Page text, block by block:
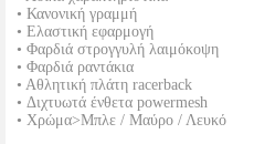
• Κανονική γραμμή
• Ελαστική εφαρμογή
• Φαρδιά στρογγυλή λαιμόκοψη
• Φαρδιά ραντάκια
• Αθλητική πλάτη racerback
• Διχτυωτά ένθετα powermesh
• Χρώμα>Μπλε / Μαύρο / Λευκό